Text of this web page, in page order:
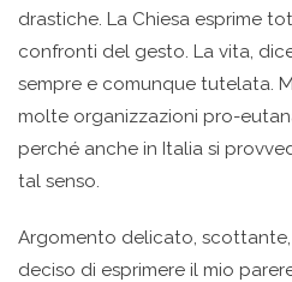
drastiche. La Chiesa esprime
confronti del gesto. La vita,
sempre e comunque tutelata.
molte organizzazioni pro-
perché anche in Italia si
tal senso.
Argomento delicato,
deciso di esprimere il mio